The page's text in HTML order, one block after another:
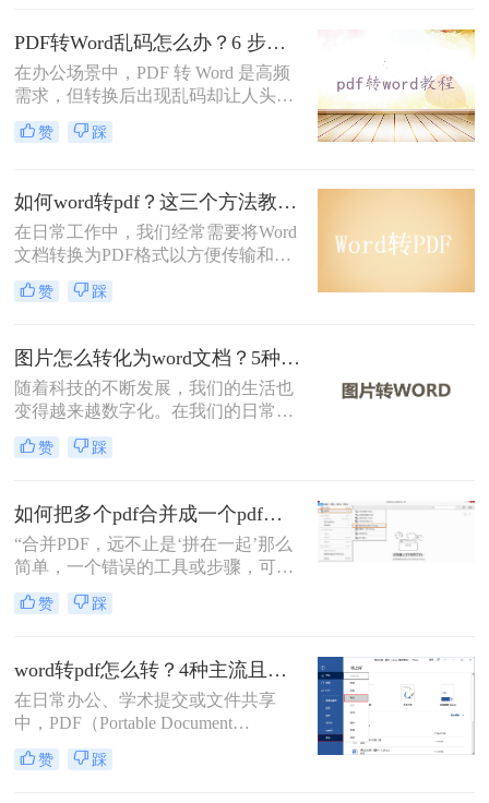
帮助你轻松压缩PDF文件。
还能提高查阅效率。那么如何pdf文件
合并成一个呢？下面，我们将介绍几
种简单有效的方法，帮助您轻松地将
多个PDF文件合并成一个。
PDF转Word乱码怎么办？6 步排查法 + 实用解决方案！
在办公场景中，PDF 转 Word 是高频
需求，但转换后出现乱码却让人头
疼。那么PDF转Word乱码怎么办呢？
本文结合技术原理与实战经验，提供
赞 踩
如何word转pdf？这三个方法教你轻松搞定！
在日常工作中，我们经常需要将Word
文档转换为PDF格式以方便传输和共
享。PDF格式具有跨平台、可编辑、
安全性高等优点，因此被广泛应用于
word转pdf，包括方法、注意事项和常
见问题等，帮助您轻松完成转换。
赞 踩
图片怎么转化为word文档？5种实用方法详解！
随着科技的不断发展，我们的生活也
变得越来越数字化。在我们的日常生
活中，我们经常需要将图片转换成
Word文档。然而，这种转换可能需要
们将介绍图片怎么转化为word文档。
赞 踩
如何把多个pdf合并成一个pdf？5种高效合并方法详解！
“合并PDF，远不止是‘拼在一起’那么
简单，一个错误的工具或步骤，可能
让你精心排版的文档面目全
非。”——这是从业多年，处理过上
赞 踩
word转pdf怎么转？4种主流且高效方法详解！
在日常办公、学术提交或文件共享
中，PDF（Portable Document
Format，便携式文档格式）因其卓越
的跨平台一致性、不易编辑的特性和
赞 踩